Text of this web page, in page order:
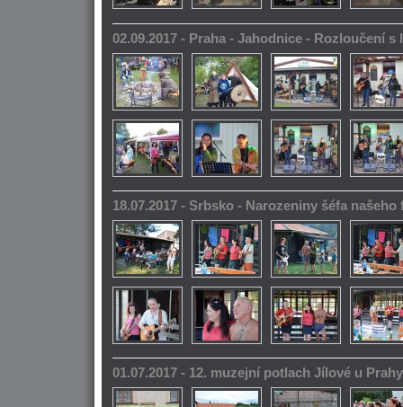
02.09.2017 - Praha - Jahodnice - Rozloučení s
18.07.2017 - Srbsko - Narozeniny šéfa našeho
01.07.2017 - 12. muzejní potlach Jílové u Prahy